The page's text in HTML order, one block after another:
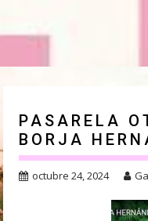
PASARELA
BORJA
octubre 24, 2024